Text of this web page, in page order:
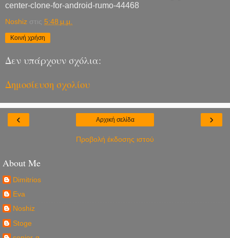
center-clone-for-android-rumo-44468
Noshiz στις 5:48 μ.μ.
Κοινή χρήση
Δεν υπάρχουν σχόλια:
Δημοσίευση σχολίου
‹ ›
Αρχική σελίδα
Προβολή έκδοσης ιστού
About Me
Dimitrios
Eva
Noshiz
Stoge